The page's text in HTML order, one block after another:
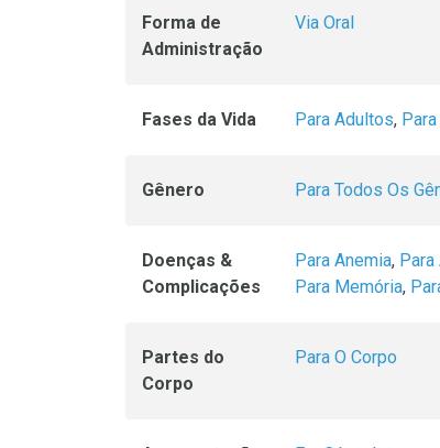
Forma de
Administração
Via Oral
Fases da Vida Para Adultos,
Gênero Para Todos Os
Doenças &
Complicações
Para Anemia, Para
Para Memória,
Partes do
Corpo
Para O Corpo